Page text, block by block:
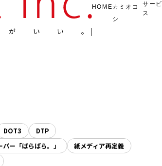
いい。
HOMEカミオコ
シ
サービ
ス
DOT3
DTP
ー「ばらばら。」
紙メディア再定義